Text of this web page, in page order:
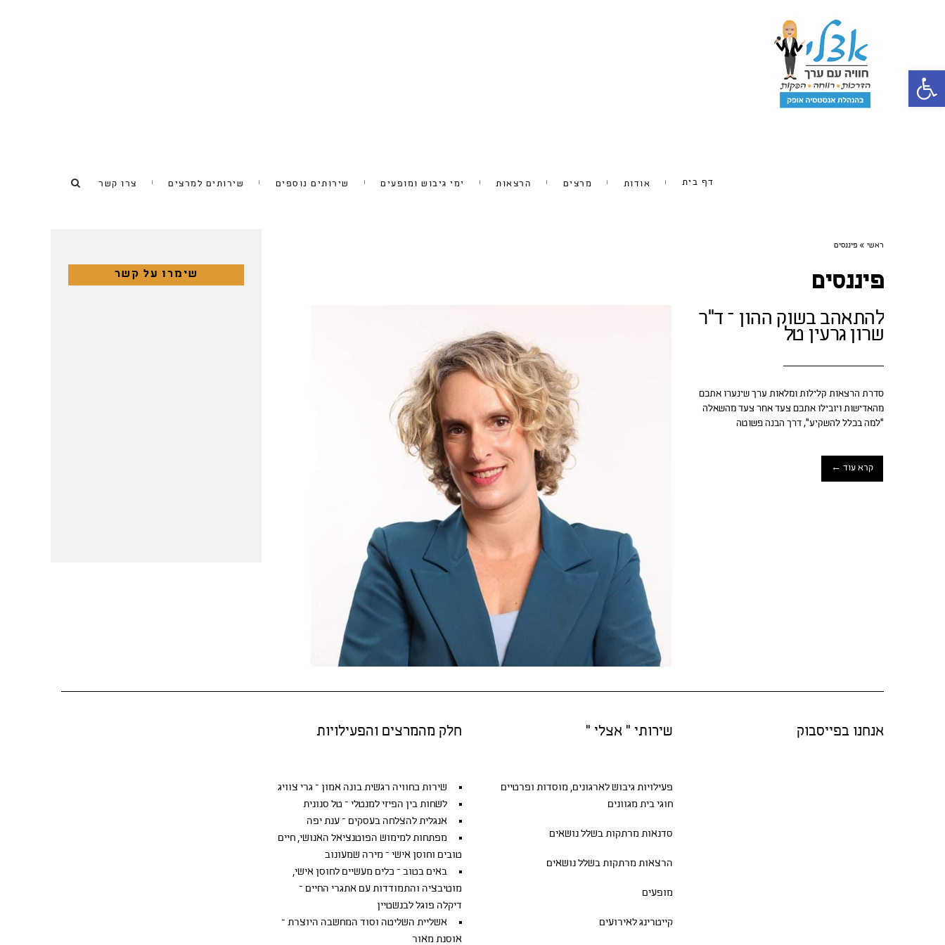
פתח סרגל נגישות
דף בית אודות מרצים הרצאות ימי גיבוש ומופעים שירותים נוספים שירותים למרצים צרו קשר
ראשי » פיננסים
פיננסים
להתאהב בשוק ההון – ד"ר
שרון גרעין טל
סדרת הרצאות קלילות ומלאות ערך שינערו אתכם
מהאדישות ויובילו אתכם צעד אחר צעד מהשאלה
“למה בכלל להשקיע”, דרך הבנה פשוטה
קרא עוד ←
שימרו על קשר
אנחנו בפייסבוק שירותי " אצלי "
פעילויות גיבושלארגונים, מוסדות ופרטיים
חוגי בית מגוונים
סדנאות מרתקות בשלל נושאים
הרצאות מרתקות בשלל נושאים
מופעים
קייטרינג לאירועים
חלק מהמרצים והפעילויות
שירות כחוויה רגשית בונה אמון – גרי צוויג
לשחות בין הפיזי למנטלי – טל סנונית
אנגלית להצלחה בעסקים – ענת יפה
מפתחות למימוש הפוטנציאל האנושי, חיים
טובים וחוסן אישי – מירה שמעונוב
באים בטוב – כלים מעשיים לחוסן אישי,
מוטיבציה והתמודדות עם אתגרי החיים –
דיקלה פוגל לבנשטיין
אשליית השליטה וסוד המחשבה היוצרת –
אוסנת מאור